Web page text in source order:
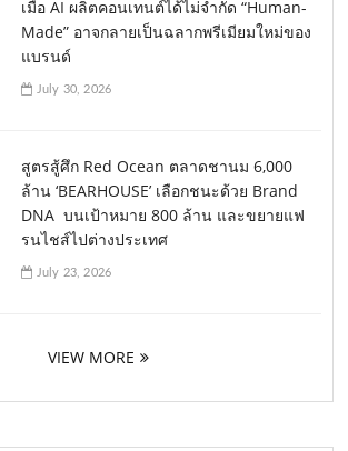
เมื่อ AI ผลิตคอนเทนต์ได้ไม่จำกัด “Human-
Made” อาจกลายเป็นฉลากพรีเมียมใหม่ของ
แบรนด์
July 30, 2026
สูตรสู้ศึก Red Ocean ตลาดชานม 6,000
ล้าน ‘BEARHOUSE’ เลือกชนะด้วย Brand
DNA บนเป้าหมาย 800 ล้าน และขยายแฟ
รนไชส์ไปต่างประเทศ
July 23, 2026
VIEW MORE